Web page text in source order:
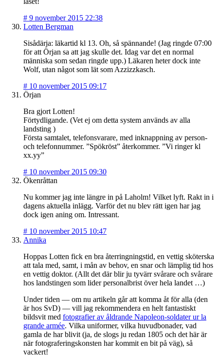
# 9 november 2015 22:38
Lotten Bergman
Sisådärja: läkartid kl 13. Oh, så spännande! (Jag ringde 07:00
för att Örjan sa att jag skulle det. Idag var det en normal
människa som sedan ringde upp.) Läkaren heter dock inte
Wolf, utan något som lät som Azzizzkasch.
# 10 november 2015 09:17
Örjan
Bra gjort Lotten!
Förtydligande. (Vet ej om detta system används av alla
landsting )
Första samtalet, telefonsvarare, med inknappning av person-
och telefonnummer. ”Spökröst” återkommer. ”Vi ringer kl
xx.yy”
# 10 november 2015 09:30
Ökenråttan
Nu kommer jag inte längre in på Laholm! Vilket lyft. Rakt in i
dagens aktuella inlägg. Varför det nu blev rätt igen har jag
dock igen aning om. Intressant.
# 10 november 2015 10:47
Annika
Hoppas Lotten fick en bra återringningstid, en vettig sköterska
att tala med, samt, i mån av behov, en snar och lämplig tid hos
en vettig doktor. (Allt det där blir ju tyvärr svårare och svårare
hos landstingen som lider personalbrist över hela landet …)
Under tiden — om nu artikeln går att komma åt för alla (den
är hos SvD) — vill jag rekommendera en helt fantastiskt
bildsvit med fotografier av åldrande Napoleon-soldater ur la
grande armée. Vilka uniformer, vilka huvudbonader, vad
gamla de har blivit (ja, de slogs ju redan 1805 och det här är
när fotograferingskonsten har kommit en bit på väg), så
vackert!